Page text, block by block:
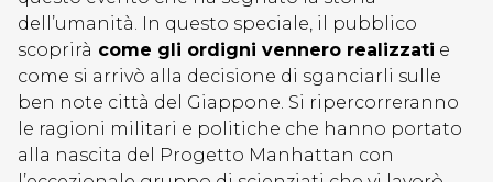
dell’umanità. In questo speciale, il pubblico
scoprirà come gli ordigni vennero realizzati e
come si arrivò alla decisione di sganciarli sulle
ben note città del Giappone. Si ripercorreranno
le ragioni militari e politiche che hanno portato
alla nascita del Progetto Manhattan con